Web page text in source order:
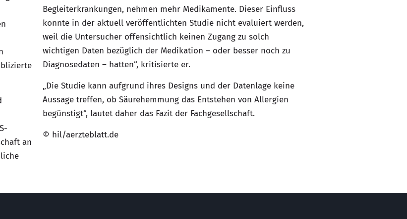
an
Begleiterkrankungen, nehmen mehr Medikamente. Dieser Einfluss
konnte in der aktuell veröffentlichten Studie nicht evaluiert werden,
weil die Untersucher offensichtlich keinen Zugang zu solch
wichtigen Daten bezüglich der Medikation – oder besser noch zu
Diagnosedaten – hatten“, kritisierte er.
„Die Studie kann aufgrund ihres Designs und der Datenlage keine
Aussage treffen, ob Säurehemmung das Entstehen von Allergien
begünstigt“, lautet daher das Fazit der Fachgesellschaft.
© hil/aerzteblatt.de